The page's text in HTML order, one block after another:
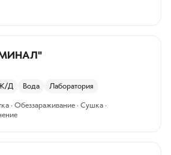
Д Вода Лаборатория
· Обеззараживание · Сушка ·